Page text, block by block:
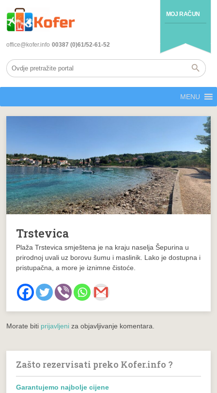
MOJ RAČUN
office@kofer.info 00387 (0)61/52-61-52
MENU
Trstevica
Plaža Trstevica smještena je na kraju naselja Šepurina u
prirodnoj uvali uz borovu šumu i maslinik. Lako je dostupna i
pristupačna, a more je iznimne čistoće.
Morate biti prijavljeni za objavljivanje komentara.
Zašto rezervisati preko Kofer.info ?
Garantujemo najbolje cijene